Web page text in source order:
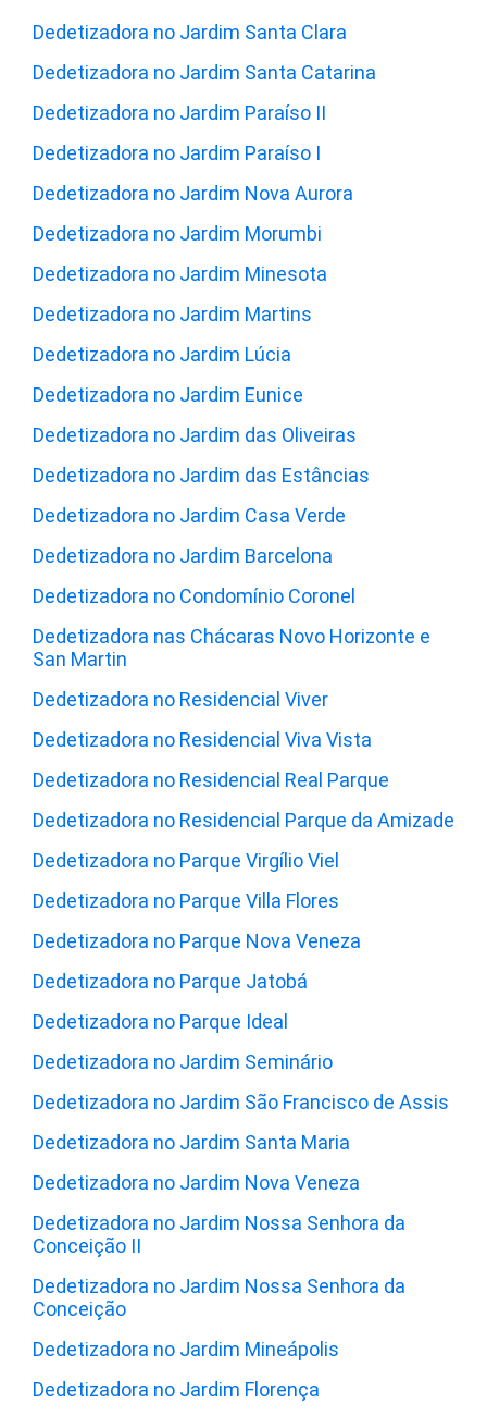
Dedetizadora no Jardim Santa Clara
Dedetizadora no Jardim Santa Catarina
Dedetizadora no Jardim Paraíso II
Dedetizadora no Jardim Paraíso I
Dedetizadora no Jardim Nova Aurora
Dedetizadora no Jardim Morumbi
Dedetizadora no Jardim Minesota
Dedetizadora no Jardim Martins
Dedetizadora no Jardim Lúcia
Dedetizadora no Jardim Eunice
Dedetizadora no Jardim das Oliveiras
Dedetizadora no Jardim das Estâncias
Dedetizadora no Jardim Casa Verde
Dedetizadora no Jardim Barcelona
Dedetizadora no Condomínio Coronel
Dedetizadora nas Chácaras Novo Horizonte e
San Martin
Dedetizadora no Residencial Viver
Dedetizadora no Residencial Viva Vista
Dedetizadora no Residencial Real Parque
Dedetizadora no Residencial Parque da Amizade
Dedetizadora no Parque Virgílio Viel
Dedetizadora no Parque Villa Flores
Dedetizadora no Parque Nova Veneza
Dedetizadora no Parque Jatobá
Dedetizadora no Parque Ideal
Dedetizadora no Jardim Seminário
Dedetizadora no Jardim São Francisco de Assis
Dedetizadora no Jardim Santa Maria
Dedetizadora no Jardim Nova Veneza
Dedetizadora no Jardim Nossa Senhora da
Conceição II
Dedetizadora no Jardim Nossa Senhora da
Conceição
Dedetizadora no Jardim Mineápolis
Dedetizadora no Jardim Florença